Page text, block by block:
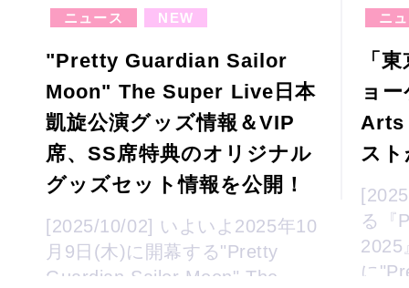
ニュース NEW
"Pretty Guardian Sailor
Moon" The Super Live日本
凱旋公演グッズ情報＆VIP
席、SS席特典のオリジナル
グッズセット情報を公開！
[2025/10/02] いよいよ2025年10
月9日(木)に開幕する"Pretty
Guardian Sailor Moon" The
ニ
「
ョ
Arts
ス
る『
2025
に